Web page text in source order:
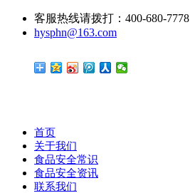
客服热线请拨打：400-680-7778
hysphn@163.com
首页
关于我们
食品安全常识
食品安全资讯
联系我们